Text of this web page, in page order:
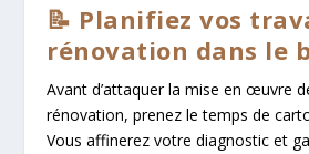
📝 Planifiez vos
rénovation dans le
Avant d’attaquer la mise en œuvre
rénovation, prenez le temps de
Vous affinerez votre diagnostic et